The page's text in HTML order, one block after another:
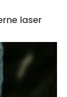
laser